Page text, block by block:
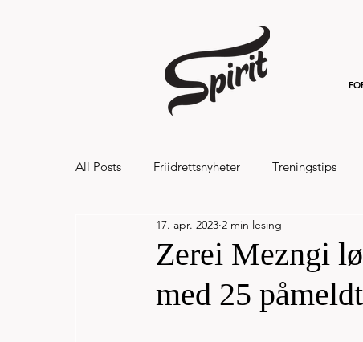
All Posts Friidrettsnyheter Treningstips
Hålandsvannet halvmaraton og 7km 20
Zerei Mezngi
med 25
17. apr. 2023 2 min lesing